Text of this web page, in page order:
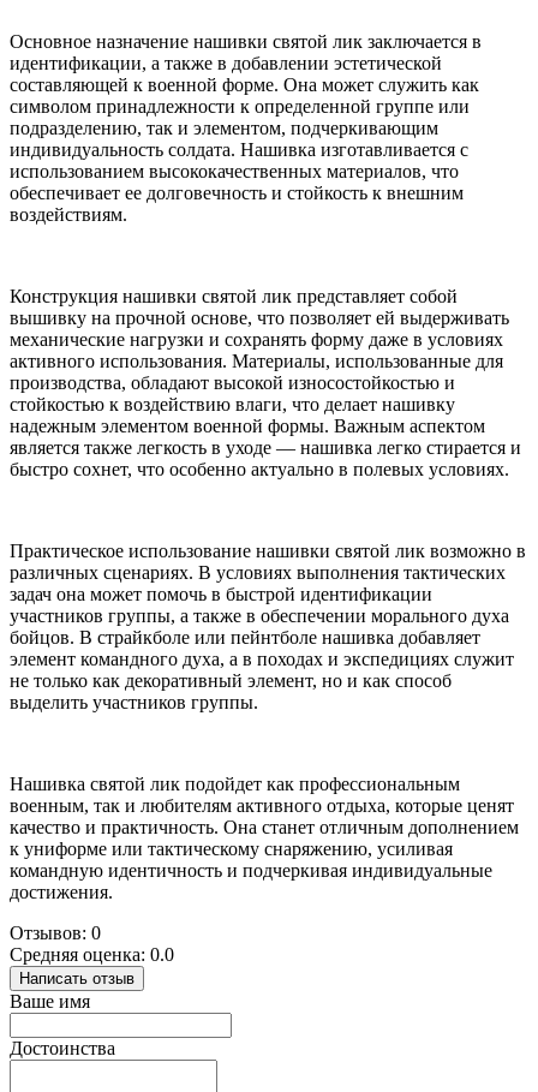
Основное назначение нашивки святой лик заключается в
идентификации, а также в добавлении эстетической
составляющей к военной форме. Она может служить как
символом принадлежности к определенной группе или
подразделению, так и элементом, подчеркивающим
индивидуальность солдата. Нашивка изготавливается с
использованием высококачественных материалов, что
обеспечивает ее долговечность и стойкость к внешним
воздействиям.
Конструкция нашивки святой лик представляет собой
вышивку на прочной основе, что позволяет ей выдерживать
механические нагрузки и сохранять форму даже в условиях
активного использования. Материалы, использованные для
производства, обладают высокой износостойкостью и
стойкостью к воздействию влаги, что делает нашивку
надежным элементом военной формы. Важным аспектом
является также легкость в уходе — нашивка легко стирается и
быстро сохнет, что особенно актуально в полевых условиях.
Практическое использование нашивки святой лик возможно в
различных сценариях. В условиях выполнения тактических
задач она может помочь в быстрой идентификации
участников группы, а также в обеспечении морального духа
бойцов. В страйкболе или пейнтболе нашивка добавляет
элемент командного духа, а в походах и экспедициях служит
не только как декоративный элемент, но и как способ
выделить участников группы.
Нашивка святой лик подойдет как профессиональным
военным, так и любителям активного отдыха, которые ценят
качество и практичность. Она станет отличным дополнением
к униформе или тактическому снаряжению, усиливая
командную идентичность и подчеркивая индивидуальные
достижения.
Отзывов: 0
Средняя оценка: 0.0
Написать отзыв
Ваше имя
Достоинства